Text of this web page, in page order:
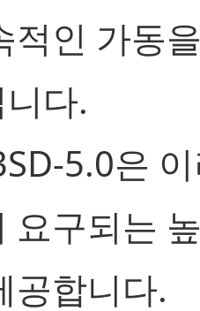
적인 가동
다.
5.0은
요구되는
공합니다.